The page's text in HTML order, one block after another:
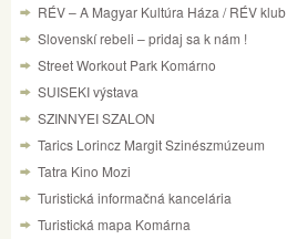
RÉV – A Magyar Kultúra Háza / RÉV klub
Slovenskí rebeli – pridaj sa k nám !
Street Workout Park Komárno
SUISEKI výstava
SZINNYEI SZALON
Tarics Lorincz Margit Szinészmúzeum
Tatra Kino Mozi
Turistická informačná kancelária
Turistická mapa Komárna